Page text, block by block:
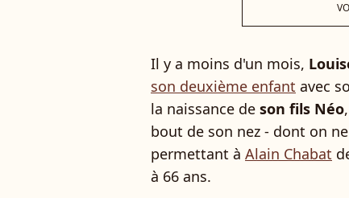
Il y a moins d'un mois,
son deuxième enfant avec
la naissance de son fils Néo
bout de son nez - dont on
permettant à Alain Chabat
à 66 ans.